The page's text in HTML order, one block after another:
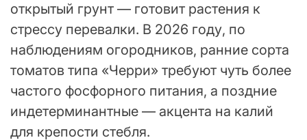
открытый грунт — готовит растения к
стрессу перевалки. В 2026 году, по
наблюдениям огородников, ранние сорта
томатов типа «Черри» требуют чуть более
частого фосфорного питания, а поздние
индетерминантные — акцента на калий
для крепости стебля.